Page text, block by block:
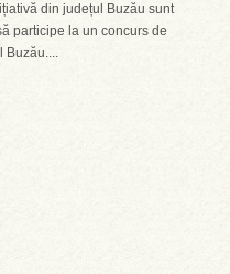
din județul Buzău sunt
participe la un concurs de
Buzău....